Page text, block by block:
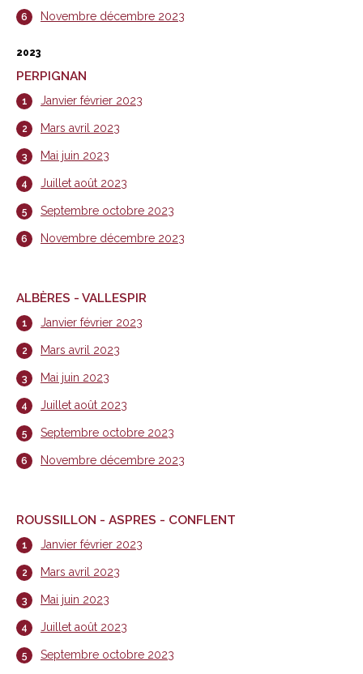
Novembre décembre 2023
2023
PERPIGNAN
Janvier février 2023
Mars avril 2023
Mai juin 2023
Juillet août 2023
Septembre octobre 2023
Novembre décembre 2023
ALBÈRES - VALLESPIR
Janvier février 2023
Mars avril 2023
Mai juin 2023
Juillet août 2023
Septembre octobre 2023
Novembre décembre 2023
ROUSSILLON - ASPRES - CONFLENT
Janvier février 2023
Mars avril 2023
Mai juin 2023
Juillet août 2023
Septembre octobre 2023